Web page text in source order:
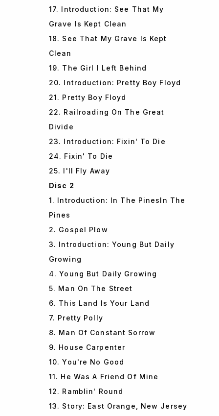
17. Introduction: See That My
Grave Is Kept Clean
18. See That My Grave Is Kept
Clean
19. The Girl I Left Behind
20. Introduction: Pretty Boy Floyd
21. Pretty Boy Floyd
22. Railroading On The Great
Divide
23. Introduction: Fixin' To Die
24. Fixin' To Die
25. I'll Fly Away
Disc 2
1. Introduction: In The PinesIn The
Pines
2. Gospel Plow
3. Introduction: Young But Daily
Growing
4. Young But Daily Growing
5. Man On The Street
6. This Land Is Your Land
7. Pretty Polly
8. Man Of Constant Sorrow
9. House Carpenter
10. You're No Good
11. He Was A Friend Of Mine
12. Ramblin' Round
13. Story: East Orange, New Jersey